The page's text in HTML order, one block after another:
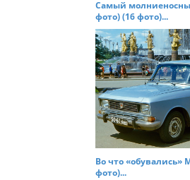
Самый
фото) (16 фото)...
Во что «обувались»
фото)...